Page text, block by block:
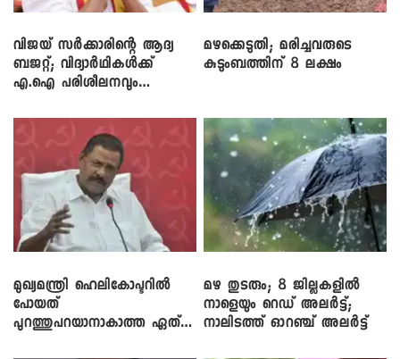
വിജയ് സർക്കാരിന്റെ ആദ്യ
ബജറ്റ്; വിദ്യാർഥികൾക്ക്
എ.ഐ പരിശീലനവും
മഴക്കെടുതി; മരിച്ചവരുടെ
കുടുംബത്തിന് 8 ലക്ഷം
മുഖ്യമന്ത്രി ഹെലികോപ്ടറിൽ
പോയത്
പുറത്തുപറയാനാകാത്ത ഏത്
മഴ തുടരും; 8 ജില്ലകളിൽ
നാളെയും റെഡ് അലർട്ട്;
നാലിടത്ത് ഓറഞ്ച് അലർട്ട്